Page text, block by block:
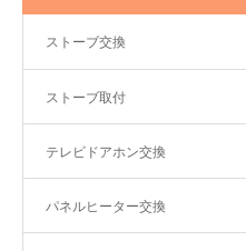
ストーブ交換
ストーブ取付
テレビドアホン交換
パネルヒーター交換